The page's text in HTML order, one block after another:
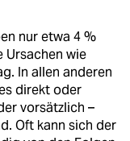
nur etwa 4 %
Ursachen wie
In allen anderen
direkt oder
vorsätzlich –
Oft kann sich der